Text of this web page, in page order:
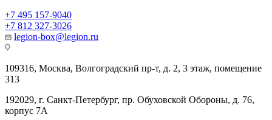
+7 495 157-9040
+7 812 327-3026
legion-box@legion.ru
109316, Москва, Волгоградский пр-т, д. 2, 3 этаж, помещение
313
192029, г. Санкт-Петербург, пр. Обуховской Обороны, д. 76,
корпус 7А